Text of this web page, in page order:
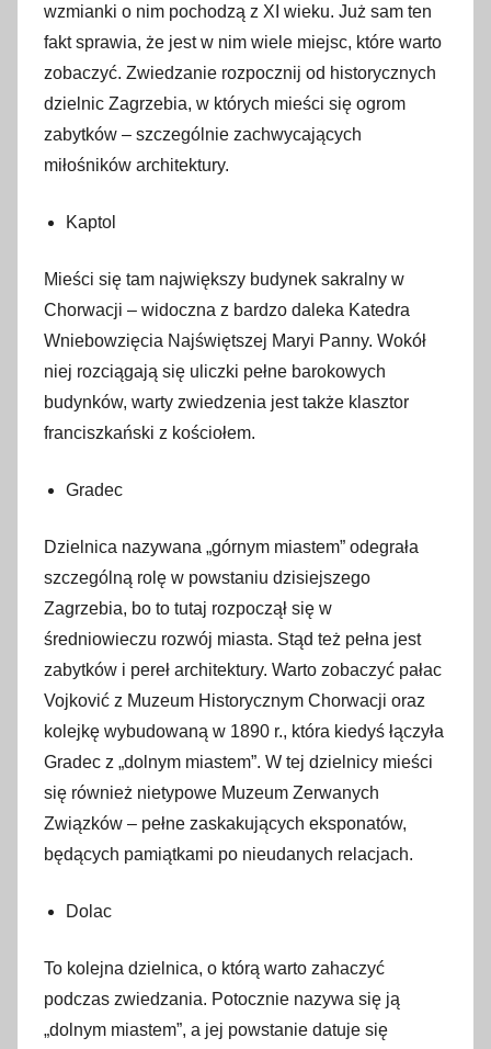
e
t
n
i
a
2
wzmianki o nim pochodzą z XI wieku. Już sam ten
fakt sprawia, że jest w nim wiele miejsc, które warto
zobaczyć. Zwiedzanie rozpocznij od historycznych
dzielnic Zagrzebia, w których mieści się ogrom
zabytków – szczególnie zachwycających
miłośników architektury.
Kaptol
Mieści się tam największy budynek sakralny w
Chorwacji – widoczna z bardzo daleka Katedra
Wniebowzięcia Najświętszej Maryi Panny. Wokół
niej rozciągają się uliczki pełne barokowych
budynków, warty zwiedzenia jest także klasztor
franciszkański z kościołem.
Gradec
Dzielnica nazywana „górnym miastem” odegrała
szczególną rolę w powstaniu dzisiejszego
Zagrzebia, bo to tutaj rozpoczął się w
średniowieczu rozwój miasta. Stąd też pełna jest
zabytków i pereł architektury. Warto zobaczyć pałac
Vojković z Muzeum Historycznym Chorwacji oraz
kolejkę wybudowaną w 1890 r., która kiedyś łączyła
Gradec z „dolnym miastem”. W tej dzielnicy mieści
się również nietypowe Muzeum Zerwanych
Związków – pełne zaskakujących eksponatów,
będących pamiątkami po nieudanych relacjach.
Dolac
To kolejna dzielnica, o którą warto zahaczyć
podczas zwiedzania. Potocznie nazywa się ją
„dolnym miastem”, a jej powstanie datuje się